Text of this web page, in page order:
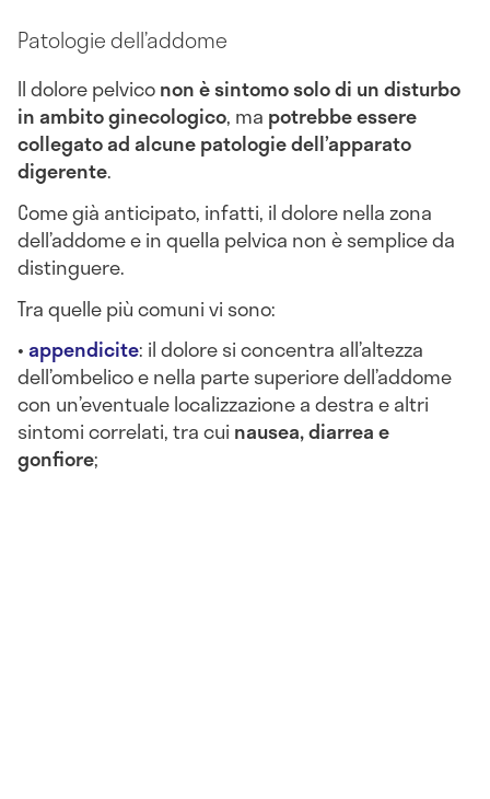
Patologie dell’addome
Il dolore pelviconon è sintomo solo di un disturbo
in ambito ginecologico, ma potrebbe essere
collegato ad alcune patologie dell’apparato
digerente.
Come già anticipato, infatti, il dolore nella zona
dell’addome e in quella pelvica non è semplice da
distinguere.
Tra quelle più comuni vi sono:
•appendicite: il dolore si concentra all’altezza
dell’ombelico e nella parte superiore dell’addome
con un’eventuale localizzazione a destra e altri
sintomi correlati, tra cui nausea, diarrea e
gonfiore;